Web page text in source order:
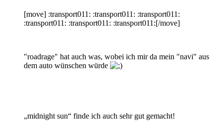
[move] :transport011: :transport011: :transport011:
:transport011: :transport011: :transport011:[/move]
"roadrage" hat auch was, wobei ich mir da mein "navi" aus
dem auto wünschen würde
„midnight sun“ finde ich auch sehr gut gemacht!